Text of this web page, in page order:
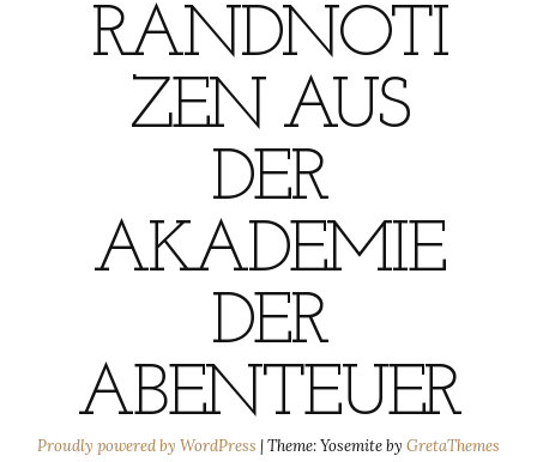
RANDNOTI
ZEN AUS
DER
AKADEMIE
DER
ABENTEUER
Proudly powered by WordPress |Theme: Yosemite by GretaThemes